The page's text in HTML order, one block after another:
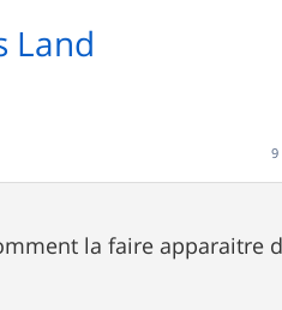
Land
9
la faire apparaitre